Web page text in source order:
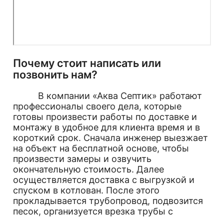
Почему стоит написать или
позвонить нам?
В компании «Аква Септик» работают
профессионалы своего дела, которые
готовы произвести работы по доставке и
монтажу в удобное для клиента время и в
короткий срок. Сначала инженер выезжает
на объект на бесплатной основе, чтобы
произвести замеры и озвучить
окончательную стоимость. Далее
осуществляется доставка с выгрузкой и
спуском в котлован. После этого
прокладывается трубопровод, подвозится
песок, организуется врезка трубы с